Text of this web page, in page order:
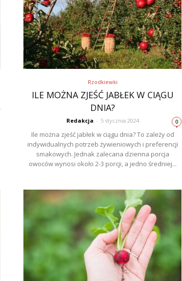
Rzodkiewki
ILE MOŻNA ZJEŚĆ JABŁEK W CIĄGU
DNIA?
Redakcja - 5 stycznia 2024 0
Ile można zjeść jabłek w ciągu dnia? To zależy od
indywidualnych potrzeb żywieniowych i preferencji
smakowych. Jednak zalecana dzienna porcja
owoców wynosi około 2-3 porcji, a jedno średniej...